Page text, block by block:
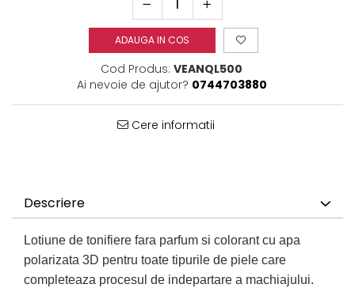
ADAUGA IN COS
Cod Produs: VEANQL500
Ai nevoie de ajutor? 0744703880
Cere informatii
Descriere
Lotiune de tonifiere fara parfum si colorant cu apa
polarizata 3D pentru toate tipurile de piele care
completeaza procesul de indepartare a machiajului.